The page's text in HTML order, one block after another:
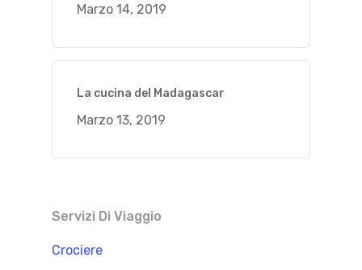
Marzo 14, 2019
La cucina del Madagascar
Marzo 13, 2019
Servizi Di Viaggio
Crociere